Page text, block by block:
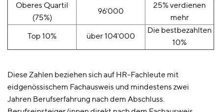
Oberes Quartil
(75%)
96'000
25% verdienen
mehr
Top 10% über 104'000
Die bestbezahlten
10%
Diese Zahlen beziehen sich auf HR-Fachleute mit
eidgenössischem Fachausweis und mindestens zwei
Jahren Berufserfahrung nach dem Abschluss.